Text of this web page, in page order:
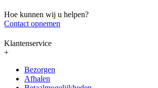
Hoe kunnen wij u helpen?
Contact opnemen
Klantenservice
+
Bezorgen
Afhalen